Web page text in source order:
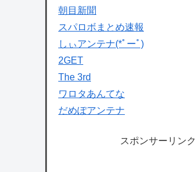
朝目新聞
スパロボまとめ速報
しぃアンテナ(*ﾟーﾟ)
2GET
The 3rd
ワロタあんてな
だめぽアンテナ
スポンサーリンク